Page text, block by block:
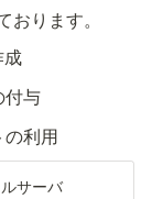
ります。
成
付与
利用
サーバ